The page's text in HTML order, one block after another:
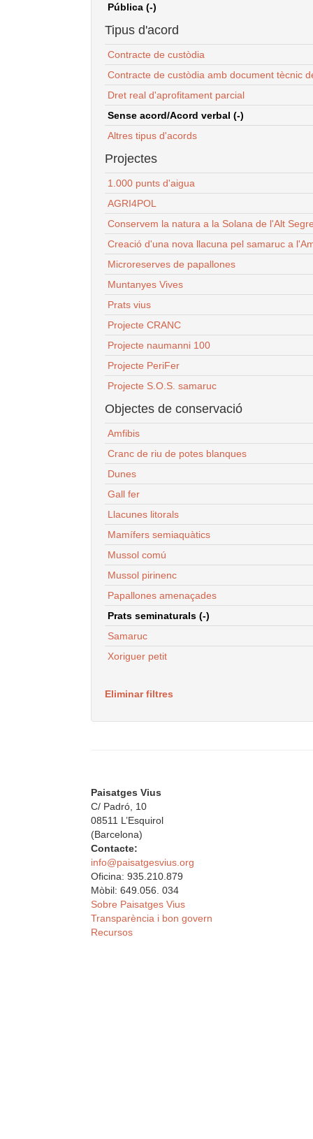
Pública (-)
Tipus d'acord
Contracte de custòdia
Contracte de custòdia amb document tècnic
Dret real d'aprofitament parcial
Sense acord/Acord verbal (-)
Altres tipus d'acords
Projectes
1.000 punts d'aigua
AGRI4POL
Conservem la natura a la Solana de l'Alt
Creació d'una nova llacuna pel samaruc a
Microreserves de papallones
Muntanyes Vives
Prats vius
Projecte CRANC
Projecte naumanni 100
Projecte PeriFer
Projecte S.O.S. samaruc
Objectes de conservació
Amfibis
Cranc de riu de potes blanques
Dunes
Gall fer
Llacunes litorals
Mamífers semiaquàtics
Mussol comú
Mussol pirinenc
Papallones amenaçades
Prats seminaturals (-)
Samaruc
Xoriguer petit
Eliminar filtres
Paisatges Vius
C/ Padró, 10
08511 L’Esquirol
(Barcelona)
Contacte:
info@paisatgesvius.org
Oficina: 935.210.879
Mòbil: 649.056. 034
Sobre Paisatges Vius
Transparència i bon govern
Recursos